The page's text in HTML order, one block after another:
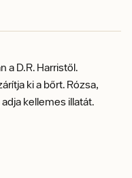
a D.R. Harristől.
ki a bőrt. Rózsa,
kellemes illatát.